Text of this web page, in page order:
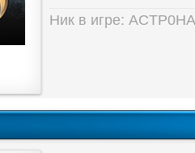
Ник в игре: